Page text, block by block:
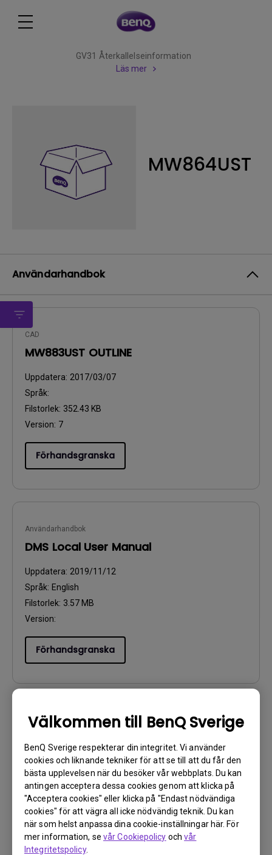
Välkommen till BenQ Sverige
BenQ Sverige respekterar din integritet. Vi använder
cookies och liknande tekniker för att se till att du får den
bästa upplevelsen när du besöker vår webbplats. Du kan
antingen acceptera dessa cookies genom att klicka på
"Acceptera cookies" eller klicka på "Endast nödvändiga
cookies" för att vägra all icke nödvändig teknik. Du kan
när som helst anpassa dina cookie-inställningar här. För
mer information, se vår Cookiepolicy ochvår
Integritetspolicy.
GV31 Återkallelseinformation
Läs mer
MW864UST
Användarhandbok
CAD
MW883UST OUTLINE
Uppdatera: 2017/03/07
Språk:
Filstorlek: 352.43 KB
Version: 7
Förhandsgranska
Användarhandbok
DMS Local User Manual
Uppdatera: 2019/11/12
Språk: English
Filstorlek: 3.57 MB
Version:
Förhandsgranska
Användarhandbok
Quick Start Guide
Uppdatera: 2017/03/06
Språk:
Multi-Language
Filstorlek:5.22 MB
Version:
Förhandsgranska